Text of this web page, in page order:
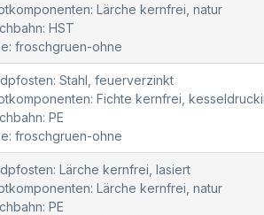
Lärche kernfrei, natur
HST
froschgruen-ohne
Stahl, feuerverzinkt
Fichte kernfrei,
PE
froschgruen-ohne
Lärche kernfrei, lasiert
Lärche kernfrei, natur
PE